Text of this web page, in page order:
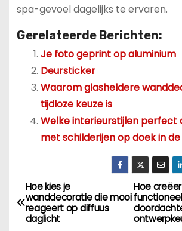
spa-gevoel dagelijks te ervaren.
Gerelateerde Berichten:
Je foto geprint op aluminium
Deursticker
Waarom glasheldere
tijdloze keuze is
Welke interieurstijlen perfect
met schilderijen op doek in
B
e
Hoe
Hoe kies je
wanddecoratie die mooi
reageert op diffuus
daglicht